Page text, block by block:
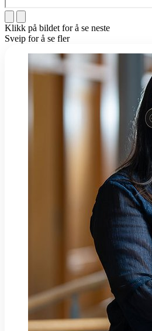
Klikk på bildet for å se neste
Sveip for å se fler